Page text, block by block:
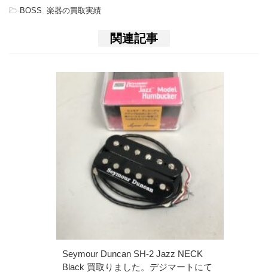
-BOSS 楽器の買取実績
関連記事
Seymour Duncan SH-2 Jazz NECK
Black 買取りました。デジマートにて